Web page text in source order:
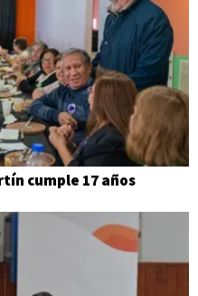
cumple 17 años